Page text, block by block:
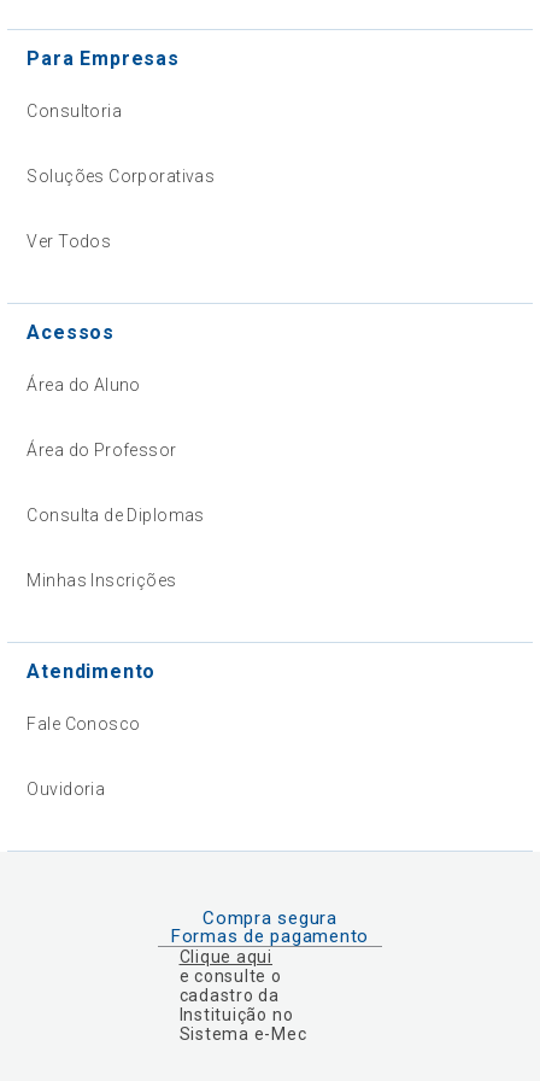
Para Empresas
Consultoria
Soluções Corporativas
Ver Todos
Acessos
Área do Aluno
Área do Professor
Consulta de Diplomas
Minhas Inscrições
Atendimento
Fale Conosco
Ouvidoria
Compra segura
Formas de pagamento
Clique aqui
e consulte o
cadastro da
Instituição no
Sistema e-Mec